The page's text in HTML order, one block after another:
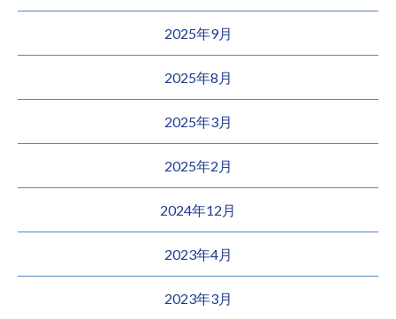
2025年9月
2025年8月
2025年3月
2025年2月
2024年12月
2023年4月
2023年3月